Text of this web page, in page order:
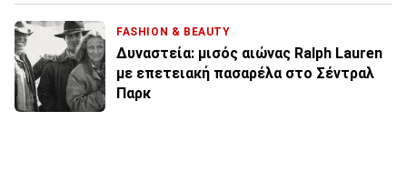
FASHION & BEAUTY
Δυναστεία: μισός αιώνας Ralph Lauren
με επετειακή πασαρέλα στο Σέντραλ
Παρκ